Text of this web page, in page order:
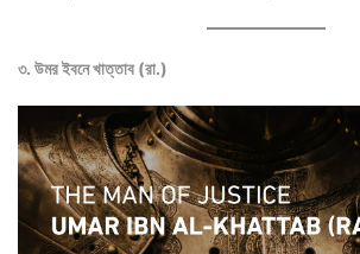
৩. উমর ইবনে খাত্তাব (রা.)